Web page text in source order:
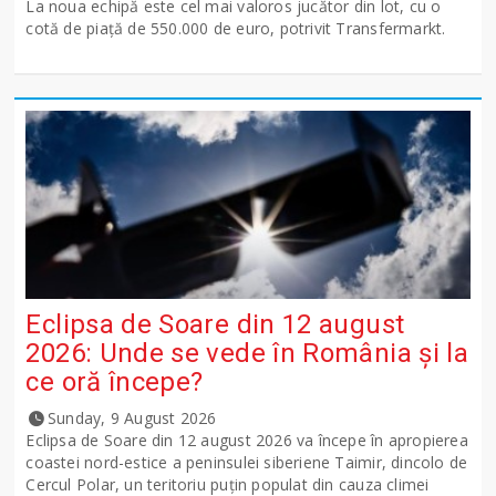
La noua echipă este cel mai valoros jucător din lot, cu o
cotă de piață de 550.000 de euro, potrivit Transfermarkt.
Eclipsa de Soare din 12 august
2026: Unde se vede în România și la
ce oră începe?
Sunday, 9 August 2026
Eclipsa de Soare din 12 august 2026 va începe în apropierea
coastei nord-estice a peninsulei siberiene Taimir, dincolo de
Cercul Polar, un teritoriu puțin populat din cauza climei